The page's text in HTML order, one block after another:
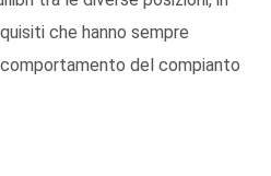
che hanno sempre
del compianto